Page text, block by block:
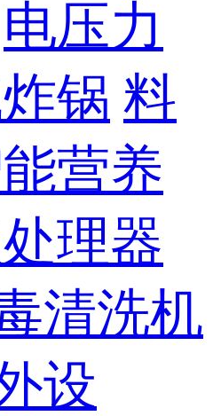
电压力
锅 料
营养
理器
清洗机
设